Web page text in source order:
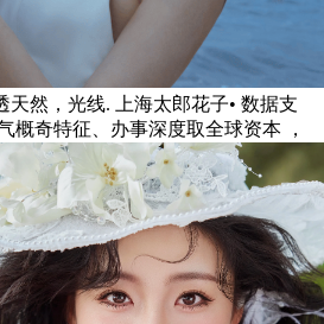
天然，光线. 上海太郎花子• 数据支
概奇特征、办事深度取全球资本 ，